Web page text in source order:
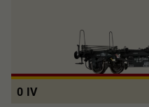
0 IV